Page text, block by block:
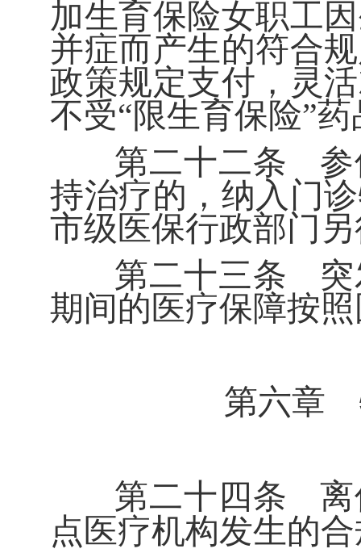
加生育保险女职工
并症而产生的符合
政策规定支付，灵
不受“限生育保险”药
第二十二条
持治疗的，纳入门
市级医保行政部门
第二十三条
期间的医疗保障按
第六章
第二十四条
点医疗机构发生的